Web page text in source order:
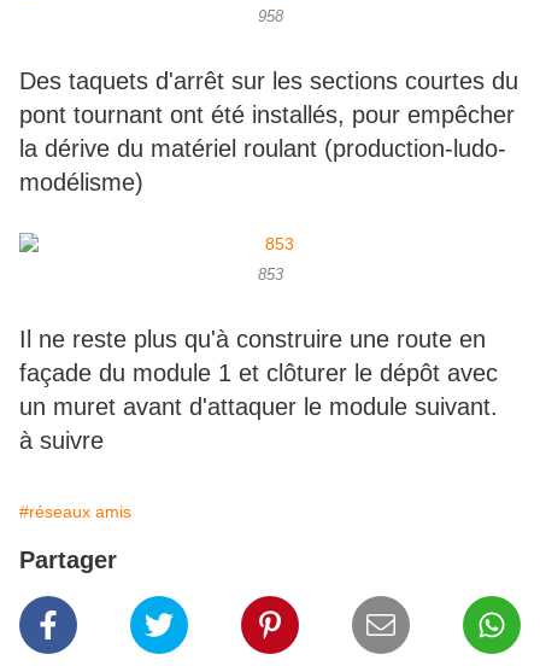
958
Des taquets d'arrêt sur les sections courtes du
pont tournant ont été installés, pour empêcher
la dérive du matériel roulant (production-ludo-
modélisme)
853
Il ne reste plus qu'à construire une route en
façade du module 1 et clôturer le dépôt avec
un muret avant d'attaquer le module suivant.
à suivre
#réseaux amis
Partager